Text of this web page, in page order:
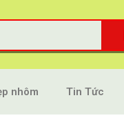
nhôm Tin Tức